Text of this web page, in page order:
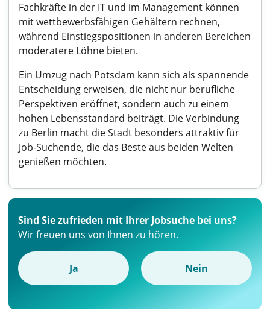
Fachkräfte in der IT und im Management können
mit wettbewerbsfähigen Gehältern rechnen,
während Einstiegspositionen in anderen Bereichen
moderatere Löhne bieten.
Ein Umzug nach Potsdam kann sich als spannende
Entscheidung erweisen, die nicht nur berufliche
Perspektiven eröffnet, sondern auch zu einem
hohen Lebensstandard beiträgt. Die Verbindung
zu Berlin macht die Stadt besonders attraktiv für
Job-Suchende, die das Beste aus beiden Welten
genießen möchten.
Sind Sie zufrieden mit Ihrer Jobsuche bei uns?
Wir freuen uns von Ihnen zu hören.
Ja Nein